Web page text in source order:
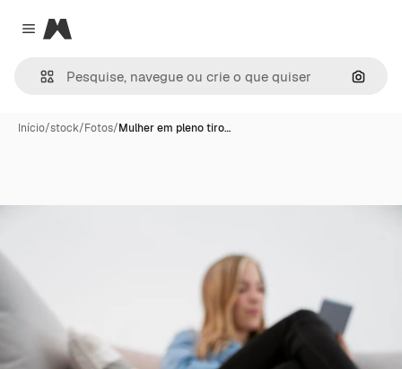
Close menu
Magnific
Início/stock/Fotos/Mulher em pleno tiro…